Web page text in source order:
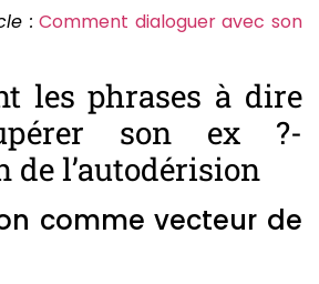
: Comment dialoguer avec son
les phrases à dire
son ex ?-
de l’autodérision
comme vecteur de